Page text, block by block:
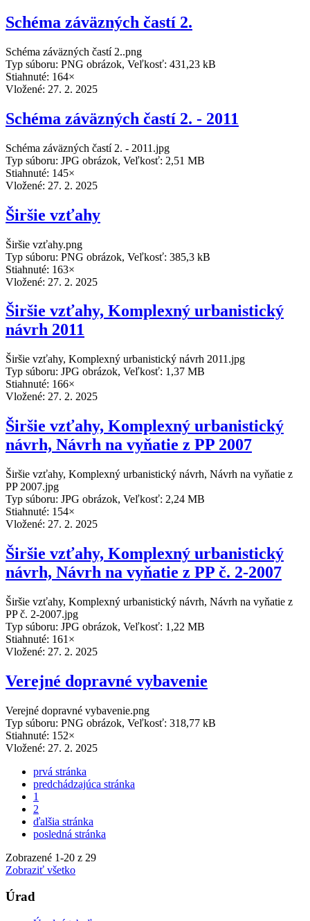
Schéma záväzných častí 2.
Schéma záväzných častí 2..png
Typ súboru: PNG obrázok, Veľkosť: 431,23 kB
Stiahnuté: 164×
Vložené: 27. 2. 2025
Schéma záväzných častí 2. - 2011
Schéma záväzných častí 2. - 2011.jpg
Typ súboru: JPG obrázok, Veľkosť: 2,51 MB
Stiahnuté: 145×
Vložené: 27. 2. 2025
Širšie vzťahy
Širšie vzťahy.png
Typ súboru: PNG obrázok, Veľkosť: 385,3 kB
Stiahnuté: 163×
Vložené: 27. 2. 2025
Širšie vzťahy, Komplexný urbanistický
návrh 2011
Širšie vzťahy, Komplexný urbanistický návrh 2011.jpg
Typ súboru: JPG obrázok, Veľkosť: 1,37 MB
Stiahnuté: 166×
Vložené: 27. 2. 2025
Širšie vzťahy, Komplexný urbanistický
návrh, Návrh na vyňatie z PP 2007
Širšie vzťahy, Komplexný urbanistický návrh, Návrh na vyňatie z
PP 2007.jpg
Typ súboru: JPG obrázok, Veľkosť: 2,24 MB
Stiahnuté: 154×
Vložené: 27. 2. 2025
Širšie vzťahy, Komplexný urbanistický
návrh, Návrh na vyňatie z PP č. 2-2007
Širšie vzťahy, Komplexný urbanistický návrh, Návrh na vyňatie z
PP č. 2-2007.jpg
Typ súboru: JPG obrázok, Veľkosť: 1,22 MB
Stiahnuté: 161×
Vložené: 27. 2. 2025
Verejné dopravné vybavenie
Verejné dopravné vybavenie.png
Typ súboru: PNG obrázok, Veľkosť: 318,77 kB
Stiahnuté: 152×
Vložené: 27. 2. 2025
prvá stránka
predchádzajúca stránka
1
2
ďalšia stránka
posledná stránka
Zobrazené 1-20 z 29
Zobraziť všetko
Úrad